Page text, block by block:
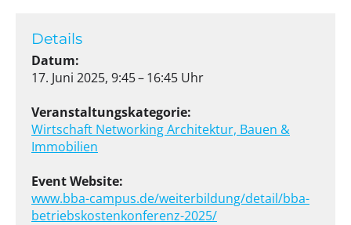
Details
Datum:
17. Juni 2025, 9:45 – 16:45 Uhr
Veranstaltungskategorie:
Wirtschaft NetworkingArchitektur, Bauen &
Immobilien
Event Website:
www.bba-campus.de/weiterbildung/detail/bba-
betriebskostenkonferenz-2025/